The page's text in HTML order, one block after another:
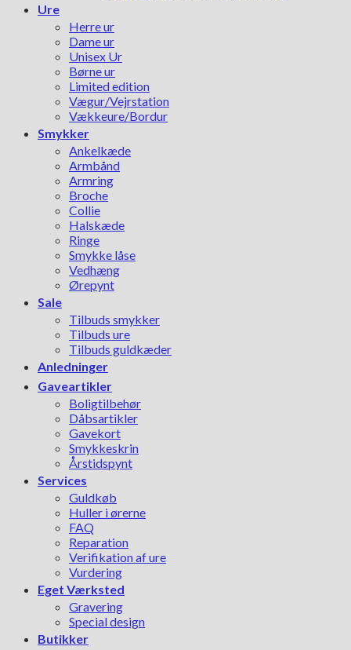
Ure
Herre ur
Dame ur
Unisex Ur
Børne ur
Limited edition
Vægur/Vejrstation
Vækkeure/Bordur
Smykker
Ankelkæde
Armbånd
Armring
Broche
Collie
Halskæde
Ringe
Smykke låse
Vedhæng
Ørepynt
Sale
Tilbuds smykker
Tilbuds ure
Tilbuds guldkæder
Anledninger
Gaveartikler
Boligtilbehør
Dåbsartikler
Gavekort
Smykkeskrin
Årstidspynt
Services
Guldkøb
Huller i ørerne
FAQ
Reparation
Verifikation af ure
Vurdering
Eget Værksted
Gravering
Special design
Butikker